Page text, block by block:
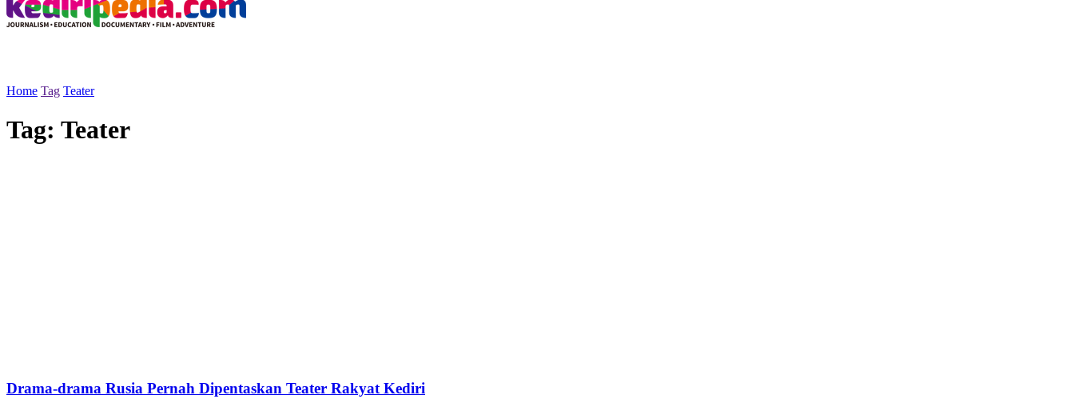
Home Tag Teater
Tag: Teater
Drama-drama Rusia Pernah Dipentaskan Teater Rakyat Kediri